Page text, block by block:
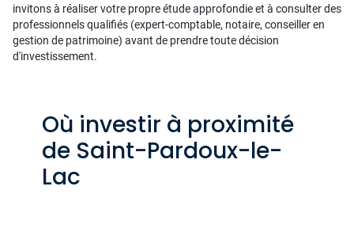
invitons à réaliser votre propre étude approfondie et à consulter des
professionnels qualifiés (expert-comptable, notaire, conseiller en
gestion de patrimoine) avant de prendre toute décision
d'investissement.
Où investir à proximité
de Saint-Pardoux-le-
Lac